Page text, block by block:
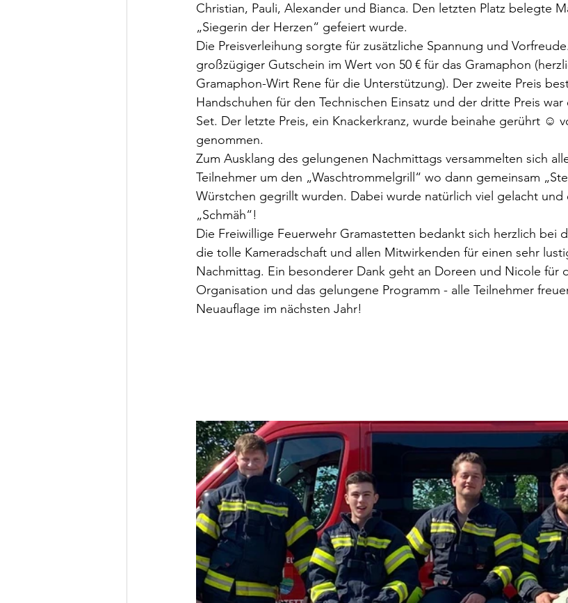
Christian, Pauli, Alexander und Bianca. Den letzten Platz belegte
„Siegerin der Herzen“ gefeiert wurde.
Die Preisverleihung sorgte für zusätzliche Spannung und
großzügiger Gutschein im Wert von 50 € für das Gramaphon
Gramaphon-Wirt Rene für die Unterstützung). Der zweite Preis
Handschuhen für den Technischen Einsatz und der dritte Preis
Set. Der letzte Preis, ein Knackerkranz, wurde beinahe gerührt ☺
genommen.
Zum Ausklang des gelungenen Nachmittags versammelten sich
Teilnehmer um den „Waschtrommelgrill“ wo dann gemeinsam
Würstchen gegrillt wurden. Dabei wurde natürlich viel gelacht
„Schmäh“!
Die Freiwillige Feuerwehr Gramastetten bedankt sich herzlich bei
die tolle Kameradschaft und allen Mitwirkenden für einen sehr
Nachmittag. Ein besonderer Dank geht an Doreen und Nicole für
Organisation und das gelungene Programm - alle Teilnehmer
Neuauflage im nächsten Jahr!